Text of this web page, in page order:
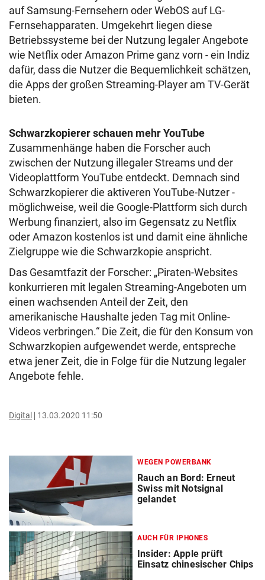
auf Samsung-Fernsehern oder WebOS auf LG-
Fernsehapparaten. Umgekehrt liegen diese
Betriebssysteme bei der Nutzung legaler Angebote
wie Netflix oder Amazon Prime ganz vorn - ein Indiz
dafür, dass die Nutzer die Bequemlichkeit schätzen,
die Apps der großen Streaming-Player am TV-Gerät
bieten.
Schwarzkopierer schauen mehr YouTube
Zusammenhänge haben die Forscher auch
zwischen der Nutzung illegaler Streams und der
Videoplattform YouTube entdeckt. Demnach sind
Schwarzkopierer die aktiveren YouTube-Nutzer -
möglichweise, weil die Google-Plattform sich durch
Werbung finanziert, also im Gegensatz zu Netflix
oder Amazon kostenlos ist und damit eine ähnliche
Zielgruppe wie die Schwarzkopie anspricht.
Das Gesamtfazit der Forscher: „Piraten-Websites
konkurrieren mit legalen Streaming-Angeboten um
einen wachsenden Anteil der Zeit, den
amerikanische Haushalte jeden Tag mit Online-
Videos verbringen.“ Die Zeit, die für den Konsum von
Schwarzkopien aufgewendet werde, entspreche
etwa jener Zeit, die in Folge für die Nutzung legaler
Angebote fehle.
Digital 13.03.2020 11:50
WEGEN POWERBANK
Rauch an Bord: Erneut
Swiss mit Notsignal
gelandet
AUCH FÜR IPHONES
Insider: Apple prüft
Einsatz chinesischer Chips